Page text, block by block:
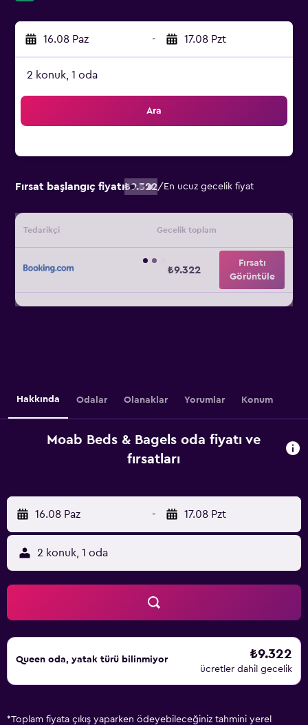
16.08 Paz - 17.08 Pzt
2 konuk, 1 oda
Ara
Fırsat başlangıç fiyatı₺9.322/ En ucuz gecelik fiyat
Tedarikçi Gecelik toplam
₺9.322
Fırsatı
Görüntüle
Hakkında Odalar Olanaklar Yorumlar Konum
Moab Beds & Bagels oda fiyatı ve
fırsatları
16.08 Paz - 17.08 Pzt
2 konuk, 1 oda
Queen oda, yatak türü bilinmiyor ₺9.322
ücretler dahil gecelik
*Toplam fiyata çıkış yaparken ödeyebileceğiniz tahmini yerel